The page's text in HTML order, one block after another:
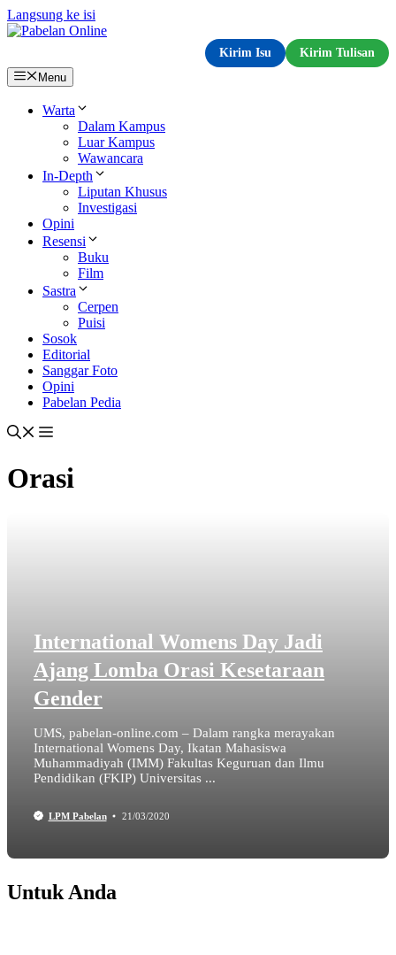
Langsung ke isi
Kirim Isu
Kirim Tulisan
Menu
Warta
Dalam Kampus
Luar Kampus
Wawancara
In-Depth
Liputan Khusus
Investigasi
Opini
Resensi
Buku
Film
Sastra
Cerpen
Puisi
Sosok
Editorial
Sanggar Foto
Opini
Pabelan Pedia
Orasi
International Womens Day Jadi
Ajang Lomba Orasi Kesetaraan
Gender
UMS, pabelan-online.com – Dalam rangka merayakan
International Womens Day, Ikatan Mahasiswa
Muhammadiyah (IMM) Fakultas Keguruan dan Ilmu
Pendidikan (FKIP) Universitas ...
LPM Pabelan 21/03/2020
Untuk Anda